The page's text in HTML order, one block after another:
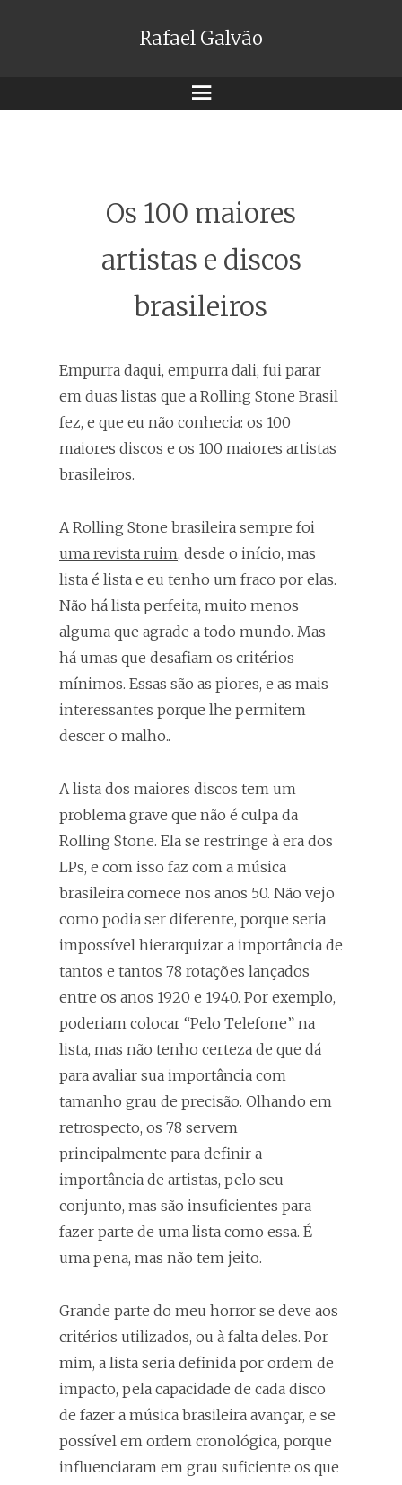
Rafael Galvão
Menu
Os 100 maiores
artistas e discos
brasileiros
Empurra daqui, empurra dali, fui parar
em duas listas que a Rolling Stone Brasil
fez, e que eu não conhecia: os 100
maiores discos e os 100 maiores artistas
brasileiros.
A Rolling Stone brasileira sempre foi
uma revista ruim, desde o início, mas
lista é lista e eu tenho um fraco por elas.
Não há lista perfeita, muito menos
alguma que agrade a todo mundo. Mas
há umas que desafiam os critérios
mínimos. Essas são as piores, e as mais
interessantes porque lhe permitem
descer o malho..
A lista dos maiores discos tem um
problema grave que não é culpa da
Rolling Stone. Ela se restringe à era dos
LPs, e com isso faz com a música
brasileira comece nos anos 50. Não vejo
como podia ser diferente, porque seria
impossível hierarquizar a importância de
tantos e tantos 78 rotações lançados
entre os anos 1920 e 1940. Por exemplo,
poderiam colocar “Pelo Telefone” na
lista, mas não tenho certeza de que dá
para avaliar sua importância com
tamanho grau de precisão. Olhando em
retrospecto, os 78 servem
principalmente para definir a
importância de artistas, pelo seu
conjunto, mas são insuficientes para
fazer parte de uma lista como essa. É
uma pena, mas não tem jeito.
Grande parte do meu horror se deve aos
critérios utilizados, ou à falta deles. Por
mim, a lista seria definida por ordem de
impacto, pela capacidade de cada disco
de fazer a música brasileira avançar, e se
possível em ordem cronológica, porque
influenciaram em grau suficiente os que